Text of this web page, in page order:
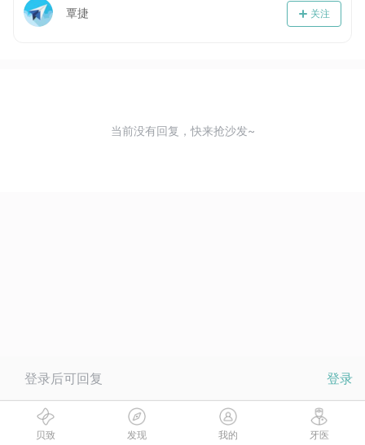
关注
覃捷
当前没有回复，快来抢沙发~
登录后可回复 登录
贝致 发现 我的 牙医